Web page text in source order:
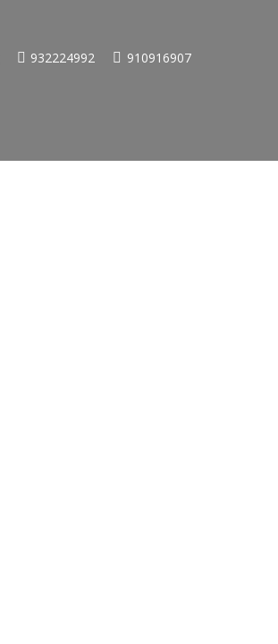
932224992 910916907